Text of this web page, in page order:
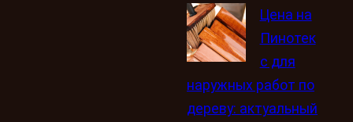
Цена на
Пинотек
с для
наружных работ по
дереву: актуальный